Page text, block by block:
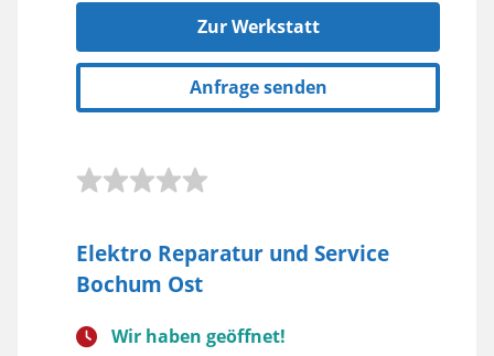
Zur Werkstatt
Anfrage senden
Elektro Reparatur und Service
Bochum Ost
Wir haben geöffnet!